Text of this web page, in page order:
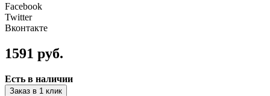
Facebook
Twitter
Вконтакте
1591 руб.
Есть в наличии
Заказ в 1 клик